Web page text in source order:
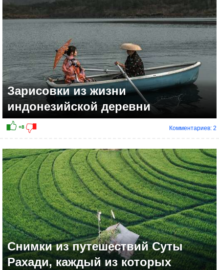
Зарисовки из жизни
индонезийской деревни
Комментариев: 2
Снимки из путешествий Суты
Рахади, каждый из которых